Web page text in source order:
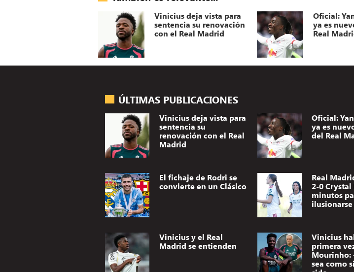
Vinicius deja vista para
sentencia su renovación
con el Real Madrid
Oficial:
ya es
Real
ÚLTIMAS PUBLICACIONES
Vinicius deja vista para
sentencia su
renovación con el Real
Madrid
Oficial:
ya es
del Real
El fichaje de Rodri se
convierte en un Clásico
Real
2-0 Crystal
minutos
ilusionarse
Vinicius y el Real
Madrid se entienden
Vinicius
primera
Mourinho:
sea como